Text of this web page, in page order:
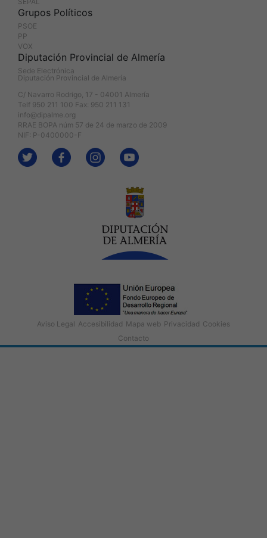
Grupos Políticos
PSOE
PP
VOX
Diputación Provincial de Almería
Sede Electrónica
Diputación Provincial de Almería
C/ Navarro Rodrigo, 17 - 04001 Almería
Telf 950 211 100 Fax: 950 211 131
info@dipalme.org
RRAE BOPA núm 57 de 24 de marzo de 2009
NIF: P-0400000-F
Aviso Legal Accesibilidad Mapa web Privacidad Cookies
Contacto